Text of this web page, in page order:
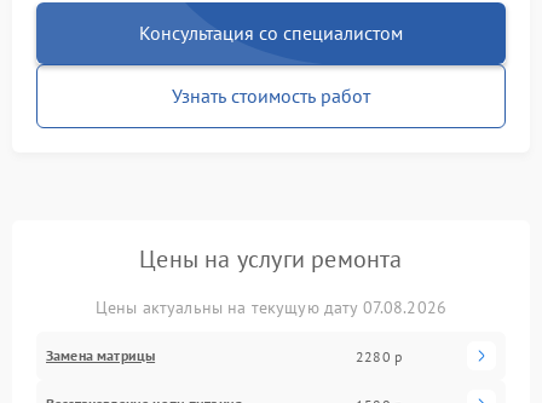
Консультация со специалистом
Узнать стоимость работ
Цены на услуги ремонта
Цены актуальны на текущую дату 07.08.2026
Замена матрицы 2280 р